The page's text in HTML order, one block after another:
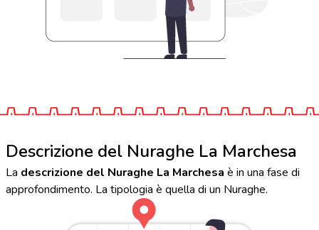
Descrizione del Nuraghe La Marchesa
La descrizione del Nuraghe La Marchesa è in una fase di
approfondimento. La tipologia è quella di un Nuraghe.